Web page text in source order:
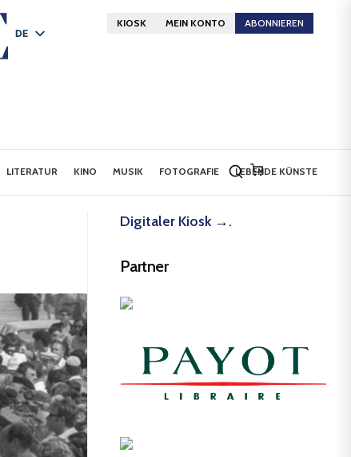
DE
KIOSK MEIN KONTO ABONNIEREN
LITERATUR KINO MUSIK FOTOGRAFIE LEBENDE KÜNSTE
Digitaler Kiosk →.
Partner